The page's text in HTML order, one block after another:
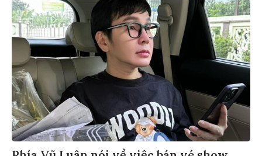
Phía Vũ Luân nói về việc bán vé show